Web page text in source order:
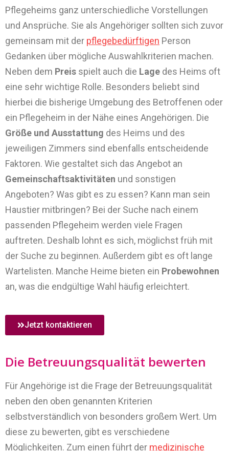
Pflegeheims ganz unterschiedliche Vorstellungen
und Ansprüche. Sie als Angehöriger sollten sich zuvor
gemeinsam mit der pflegebedürftigen Person
Gedanken über mögliche Auswahlkriterien machen.
Neben dem Preis spielt auch die Lage des Heims oft
eine sehr wichtige Rolle. Besonders beliebt sind
hierbei die bisherige Umgebung des Betroffenen oder
ein Pflegeheim in der Nähe eines Angehörigen. Die
Größe und Ausstattung des Heims und des
jeweiligen Zimmers sind ebenfalls entscheidende
Faktoren. Wie gestaltet sich das Angebot an
Gemeinschaftsaktivitäten und sonstigen
Angeboten? Was gibt es zu essen? Kann man sein
Haustier mitbringen? Bei der Suche nach einem
passenden Pflegeheim werden viele Fragen
auftreten. Deshalb lohnt es sich, möglichst früh mit
der Suche zu beginnen. Außerdem gibt es oft lange
Wartelisten. Manche Heime bieten ein Probewohnen
an, was die endgültige Wahl häufig erleichtert.
Jetzt kontaktieren
Die Betreuungsqualität bewerten
Für Angehörige ist die Frage der Betreuungsqualität
neben den oben genannten Kriterien
selbstverständlich von besonders großem Wert. Um
diese zu bewerten, gibt es verschiedene
Möglichkeiten. Zum einen führt der medizinische